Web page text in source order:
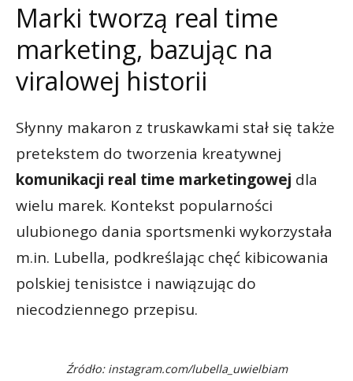
Marki tworzą real time
marketing, bazując na
viralowej historii
Słynny makaron z truskawkami stał się także
pretekstem do tworzenia kreatywnej
komunikacji real time marketingowej dla
wielu marek. Kontekst popularności
ulubionego dania sportsmenki wykorzystała
m.in. Lubella, podkreślając chęć kibicowania
polskiej tenisistce i nawiązując do
niecodziennego przepisu.
Źródło: instagram.com/lubella_uwielbiam